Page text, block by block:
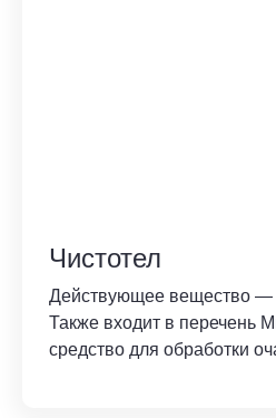
Чистотел
Действующее вещество —
Также входит в перечень
средство для обработки